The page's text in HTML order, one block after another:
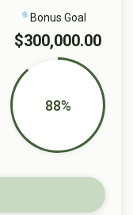
Bonus Goal
$300,000.00
88%